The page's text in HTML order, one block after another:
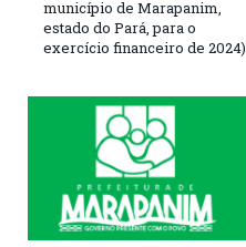
município de Marapanim,
estado do Pará, para o
exercício financeiro de 2024)